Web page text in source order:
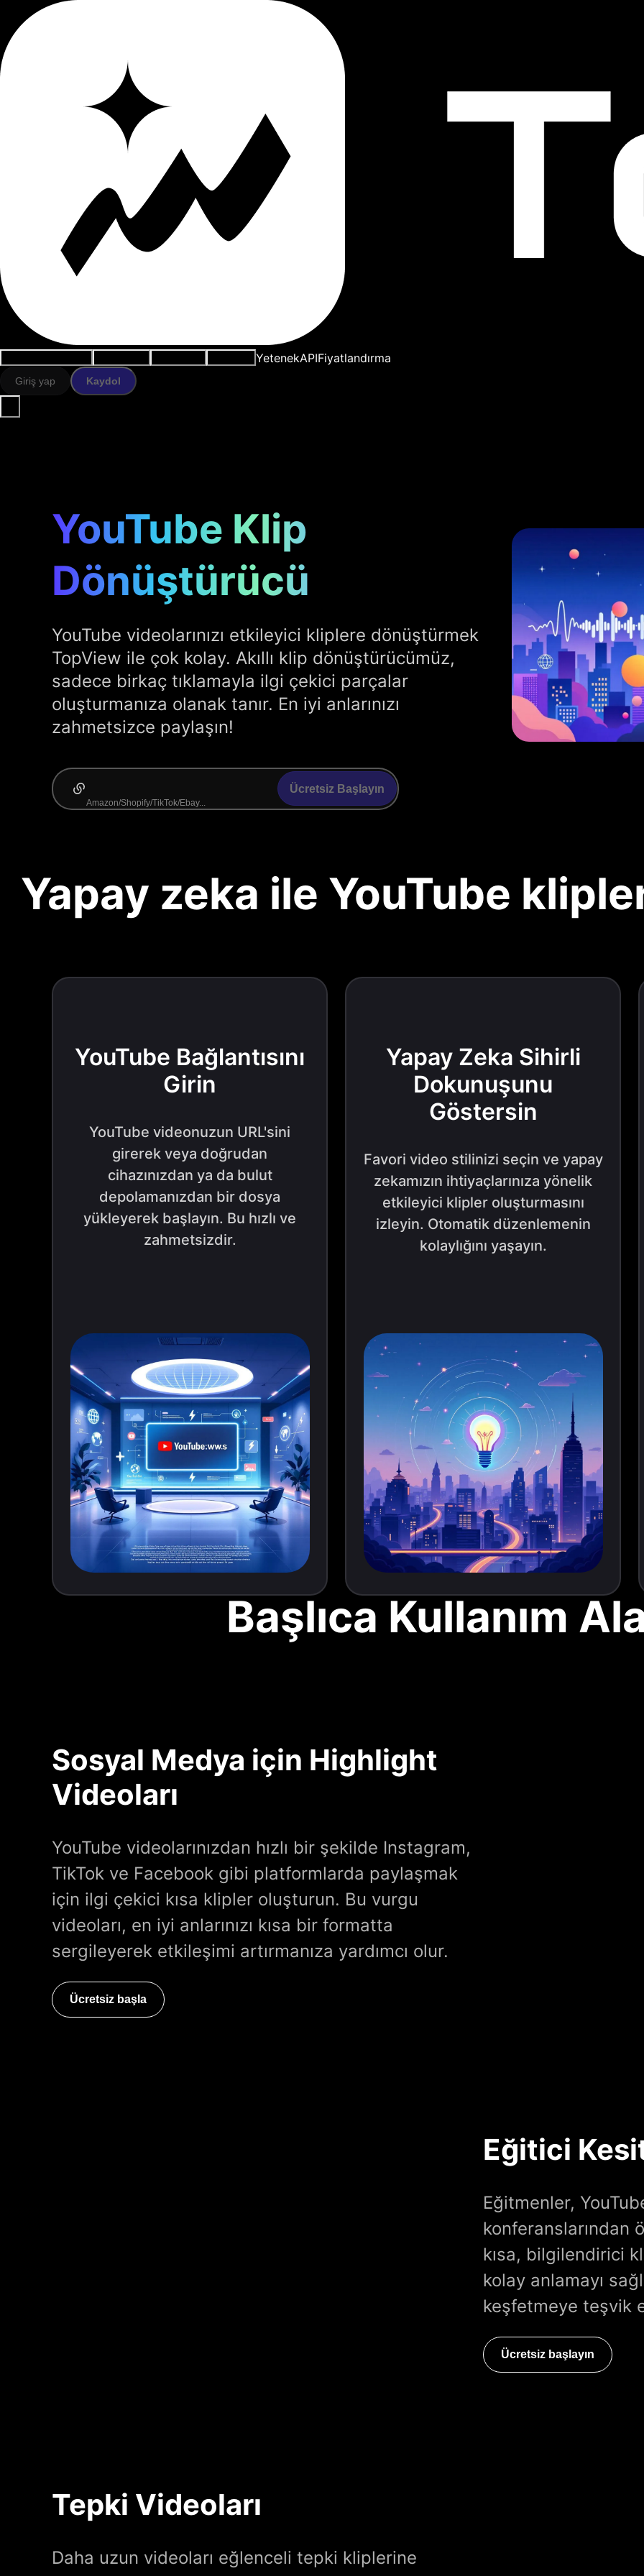
YetenekAPIFiyatlandırma
Giriş yap Kaydol
YouTube Klip
Dönüştürücü
YouTube videolarınızı etkileyici kliplere dönüştürmek
TopView ile çok kolay. Akıllı klip dönüştürücümüz,
sadece birkaç tıklamayla ilgi çekici parçalar
oluşturmanıza olanak tanır. En iyi anlarınızı
zahmetsizce paylaşın!
Ücretsiz Başlayın
Yapay zeka ile YouTube
YouTube Bağlantısını
Girin
YouTube videonuzun URL'sini
girerek veya doğrudan
cihazınızdan ya da bulut
depolamanızdan bir dosya
yükleyerek başlayın. Bu hızlı ve
zahmetsizdir.
Yapay Zeka Sihirli
Dokunuşunu
Göstersin
Favori video stilinizi seçin ve yapay
zekamızın ihtiyaçlarınıza yönelik
etkileyici klipler oluşturmasını
izleyin. Otomatik düzenlemenin
kolaylığını yaşayın.
Başlıca Kullanım
Sosyal Medya için Highlight
Videoları
YouTube videolarınızdan hızlı bir şekilde Instagram,
TikTok ve Facebook gibi platformlarda paylaşmak
için ilgi çekici kısa klipler oluşturun. Bu vurgu
videoları, en iyi anlarınızı kısa bir formatta
sergileyerek etkileşimi artırmanıza yardımcı olur.
Ücretsiz başla
Eğitici
Eğitmenler,
konferanslarından
kısa, bilgilendirici
kolay anlamayı
keşfetmeye teşvik
Ücretsiz başlayın
Tepki Videoları
Daha uzun videoları eğlenceli tepki kliplerine